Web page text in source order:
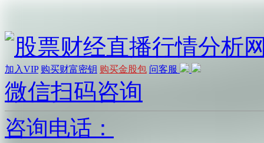
加入VIP 购买财富密钥 购买金股包 问客服
微信扫码咨询
咨询电话：